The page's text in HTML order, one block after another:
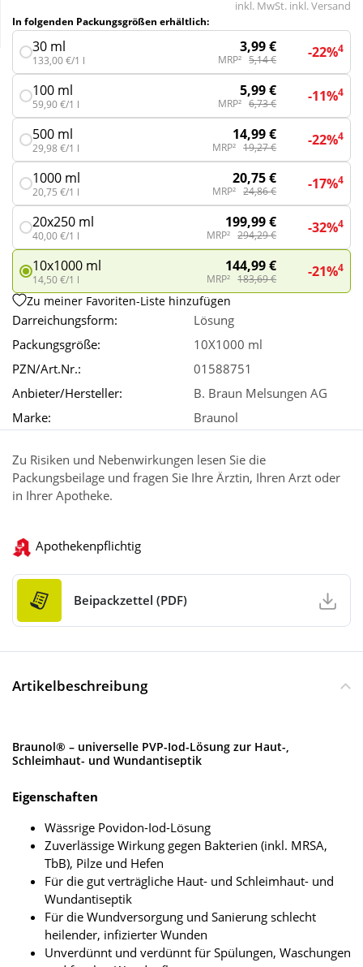
Wellness
inkl. MwSt. inkl. Versand
In folgenden Packungsgrößen erhältlich:
30 ml
133,00 €/1 l
3,99 €
MRP² 5,14 € -22%4
100 ml
59,90 €/1 l
5,99 €
MRP² 6,73 € -11%4
500 ml
29,98 €/1 l
14,99 €
MRP² 19,27 € -22%4
1000 ml
20,75 €/1 l
20,75 €
MRP² 24,86 € -17%4
20x250 ml
40,00 €/1 l
199,99 €
MRP² 294,29 € -32%4
10x1000 ml
14,50 €/1 l
144,99 €
MRP² 183,69 € -21%4
Zu meiner Favoriten-Liste hinzufügen
Darreichungsform:
Lösung
Packungsgröße:
10X1000 ml
PZN/Art.Nr.:
01588751
Anbieter/Hersteller:
B. Braun Melsungen AG
Marke:
Braunol
Zu Risiken und Nebenwirkungen lesen Sie die
Packungsbeilage und fragen Sie Ihre Ärztin, Ihren Arzt oder
in Ihrer Apotheke.
Apothekenpflichtig
Beipackzettel (PDF)
Artikelbeschreibung
Braunol® – universelle PVP-Iod-Lösung zur Haut-,
Schleimhaut- und Wundantiseptik
Eigenschaften
Wässrige Povidon-Iod-Lösung
Zuverlässige Wirkung gegen Bakterien (inkl. MRSA,
TbB), Pilze und Hefen
Für die gut verträgliche Haut- und Schleimhaut- und
Wundantiseptik
Für die Wundversorgung und Sanierung schlecht
heilender, infizierter Wunden
Unverdünnt und verdünnt für Spülungen, Waschungen